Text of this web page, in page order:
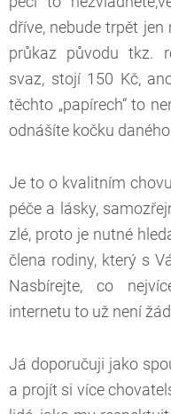
dříve, nebude trpět jen
průkaz původu tkz.
svaz, stojí 150 Kč,
těchto „papírech“ to
odnášíte kočku
Je to o kvalitním
péče a lásky,
zlé, proto je nutné
člena rodiny, který s
Nasbírejte, co
internetu to už není
Já doporučuji jako
a projít si více